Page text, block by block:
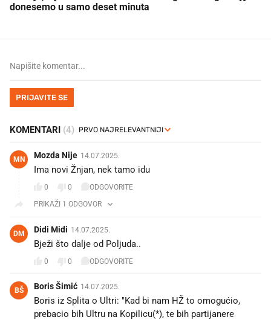
donesemo u samo deset minuta
PRIJAVITE SE
KOMENTARI (4)
MN Mozda Nije 14.07.2025.
Ima novi Žnjan, nek tamo idu
0 0
ODGOVORITE
PRIKAŽI 1 ODGOVOR
DM Didi Midi 14.07.2025.
Bježi što dalje od Poljuda..
0 0 ODGOVORITE
BŠ Boris Šimić 14.07.2025.
Boris iz Splita o Ultri: "Kad bi nam HŽ to omogućio,
prebacio bih Ultru na Kopilicu(*), te bih partijanere